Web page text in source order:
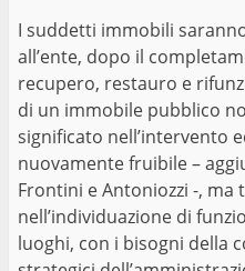
I suddetti immobili
all’ente, dopo il
recupero, restauro e
di un immobile pubblico
significato nell’intervento
nuovamente fruibile –
Frontini e Antoniozzi -,
nell’individuazione di
luoghi, con i bisogni della